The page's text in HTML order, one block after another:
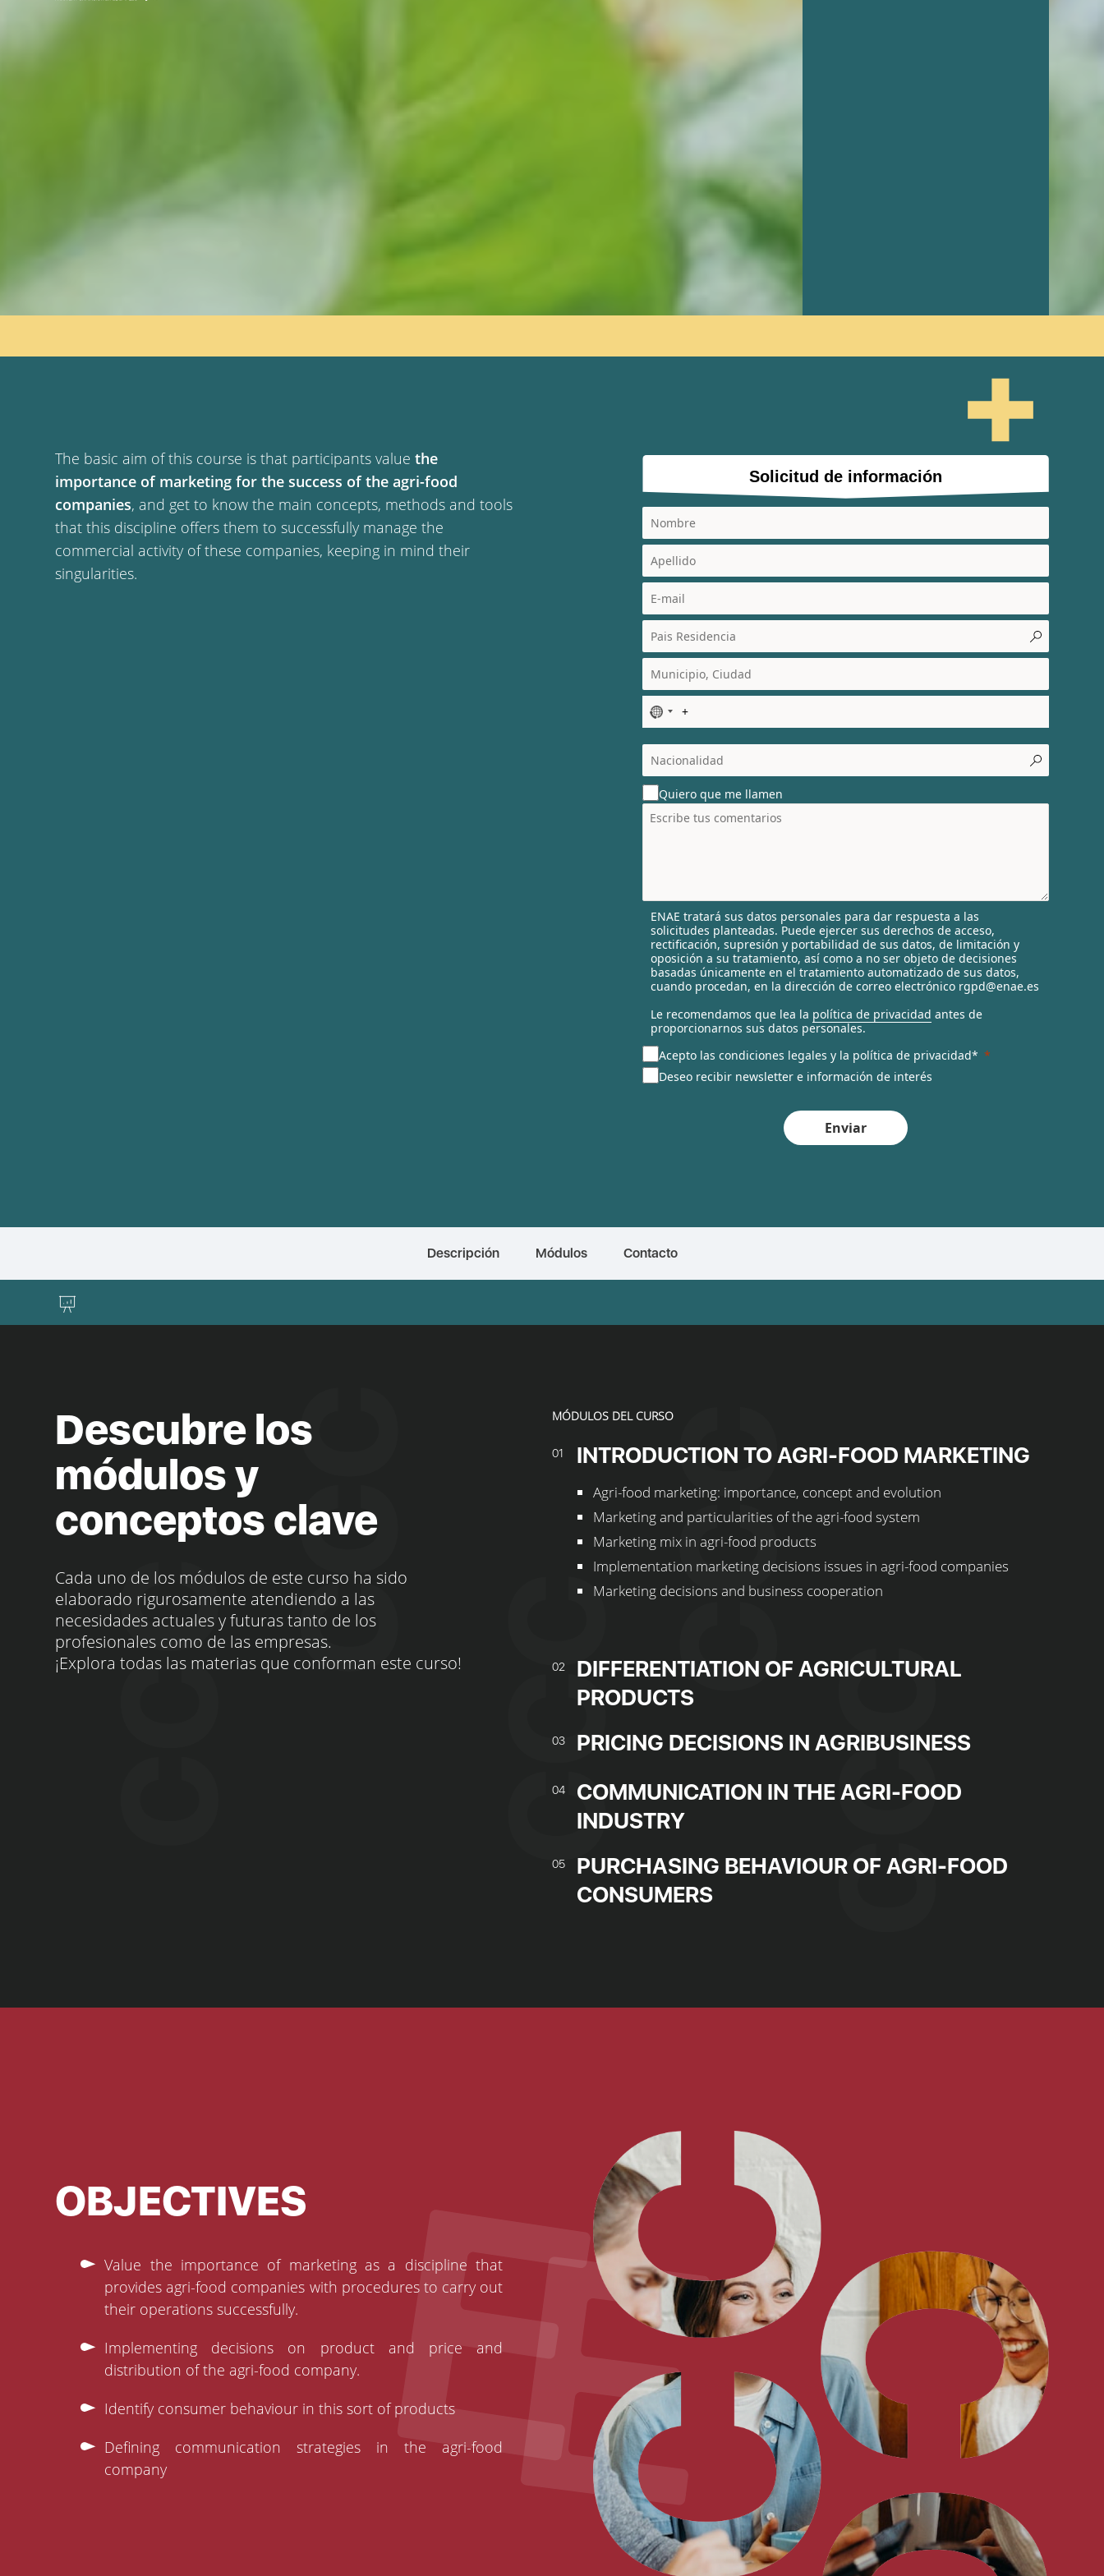
The basic aim of this course is that participants valuethe
importance of marketing for the success of the agri-food
companies, and get to know the main concepts, methods and tools
that this discipline offers them to successfully manage the
commercial activity of these companies, keeping in mind their
singularities.
Solicitud de información
N
o
c
o
u
n
t
l
e
c
t
e
d
Quiero que me llamen
ENAE tratará sus datos personales para dar respuesta a las
solicitudes planteadas. Puede ejercer sus derechos de acceso,
rectificación, supresión y portabilidad de sus datos, de limitación y
oposición a su tratamiento, así como a no ser objeto de decisiones
basadas únicamente en el tratamiento automatizado de sus datos,
cuando procedan, en la dirección de correo electrónico rgpd@enae.es
Le recomendamos que lea la política de privacidad antes de
proporcionarnos sus datos personales.
Acepto las condiciones legales y la política de privacidad*
Deseo recibir newsletter e información de interés
Enviar
Descripción Módulos Contacto
Descubre los
módulos y
conceptos clave
Cada uno de los módulos de este curso ha sido
elaborado rigurosamente atendiendo a las
necesidades actuales y futuras tanto de los
profesionales como de las empresas.
¡Explora todas las materias que conforman este curso!
MÓDULOS DEL CURSO
01 INTRODUCTION TO AGRI-FOOD MARKETING
Agri-food marketing: importance, concept and evolution
Marketing and particularities of the agri-food system
Marketing mix in agri-food products
Implementation marketing decisions issues in agri-food companies
Marketing decisions and business cooperation
02
DIFFERENTIATION OF AGRICULTURAL
PRODUCTS
03 PRICING DECISIONS IN AGRIBUSINESS
04
COMMUNICATION IN THE AGRI-FOOD
INDUSTRY
05
PURCHASING BEHAVIOUR OF AGRI-FOOD
CONSUMERS
OBJECTIVES
Value the importance of marketing as a discipline that
provides agri-food companies with procedures to carry out
their operations successfully.
Implementing decisions on product and price and
distribution of the agri-food company.
Identify consumer behaviour in this sort of products
Defining communication strategies in the agri-food
company